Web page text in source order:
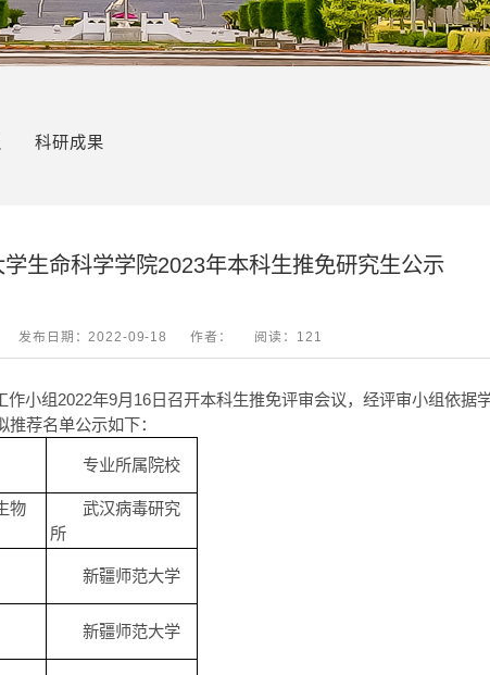
科研成果
生命科学学院2023年本科生推免研究生公示
发布日期：2022-09-18 作者： 阅读： 121
小组2022年9月16日召开本科生推免评审会议，经评审小组依据
荐名单公示如下：
专业所属院校
物
武汉病毒研究
所
新疆师范大学
新疆师范大学